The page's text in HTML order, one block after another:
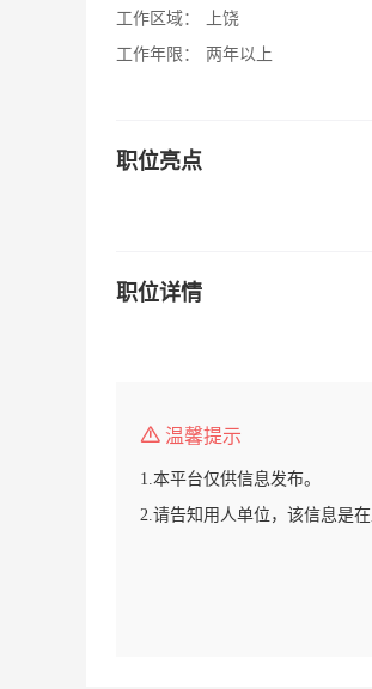
工作区域：
上饶
工作年限：
两年以上
职位亮点
职位详情
温馨提示
1.本平台仅供信息发布。
2.请告知用人单位，该信息是